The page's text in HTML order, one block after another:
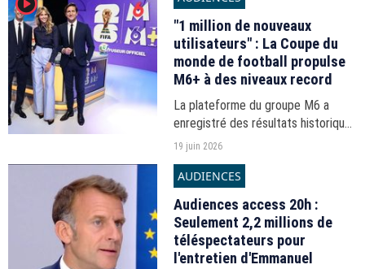
"1 million de nouveaux
utilisateurs" : La Coupe du
monde de football propulse
M6+ à des niveaux record
La plateforme du groupe M6 a
enregistré des résultats historiques
depuis le début de la Coupe du
19 juin 2026
AUDIENCES
Audiences access 20h :
Seulement 2,2 millions de
téléspectateurs pour
l'entretien d'Emmanuel